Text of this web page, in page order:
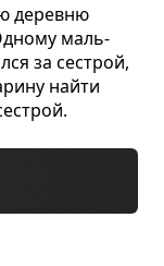
деревню
маль­
за сестрой,
найти